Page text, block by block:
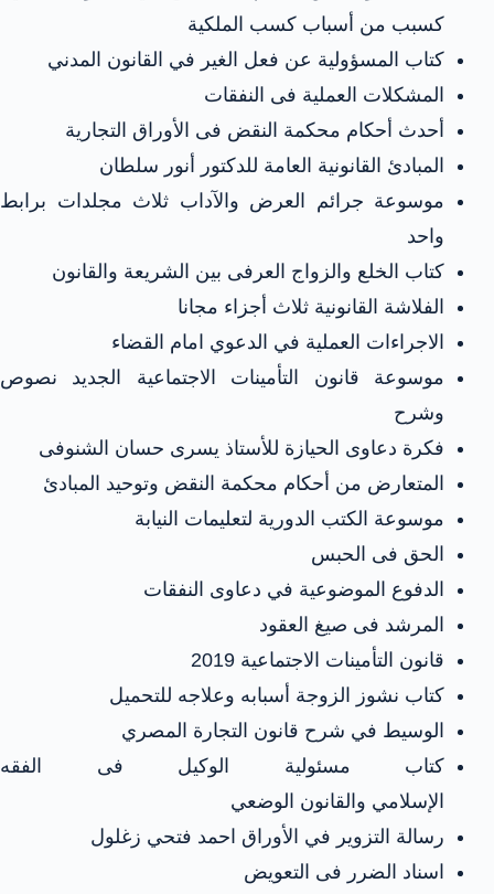
كسبب من أسباب كسب الملكية
كتاب المسؤولية عن فعل الغير في القانون المدني
المشكلات العملية فى النفقات
أحدث أحكام محكمة النقض فى الأوراق التجارية
المبادئ القانونية العامة للدكتور أنور سلطان
موسوعة جرائم العرض والآداب ثلاث مجلدات برابط
واحد
كتاب الخلع والزواج العرفى بين الشريعة والقانون
الفلاشة القانونية ثلاث أجزاء مجانا
الاجراءات العملية في الدعوي امام القضاء
موسوعة قانون التأمينات الاجتماعية الجديد نصوص
وشرح
فكرة دعاوى الحيازة للأستاذ يسرى حسان الشنوفى
المتعارض من أحكام محكمة النقض وتوحيد المبادئ
موسوعة الكتب الدورية لتعليمات النيابة
الحق فى الحبس
الدفوع الموضوعية في دعاوى النفقات
المرشد فى صيغ العقود
قانون التأمينات الاجتماعية 2019
كتاب نشوز الزوجة أسبابه وعلاجه للتحميل
الوسيط في شرح قانون التجارة المصري
كتاب مسئولية الوكيل فى الفقه
الإسلامي والقانون الوضعي
رسالة التزوير في الأوراق احمد فتحي زغلول
اسناد الضرر فى التعويض